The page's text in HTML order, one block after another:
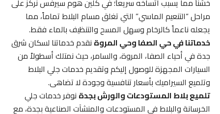
مراحل “التنعيم الماسي” التي تغلق مسام البلاط تماماً، مما
يجعله ناعماً كالرخام وسهل المسح والتنظيف بالماء فقط.
خدماتنا في حي الصفا وحي المروةنقدم خدماتنا لسكان شرق
جدة في أحياء الصفا، المروة، والسامر، حيث نمتلك أسطولاً من
السيارات المجهزة للوصول إليكم وتقديم خدمات جلي البلاط
وتلميع السيراميك بأسعار تنافسية وجودة لا تضاهى.
تلميع بلاط المستودعات والورش بجدةنوفر خدمات جلي
الخرسانة والبلاط في المستودعات والمنشآت الصناعية بجدة، مع